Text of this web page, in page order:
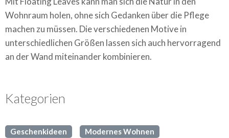
Wohnraum holen, ohne sich Gedanken über die Pflege
machen zu müssen. Die verschiedenen Motive in
unterschiedlichen Größen lassen sich auch hervorragend
an der Wand miteinander kombinieren.
Kategorien
Geschenkideen Modernes Wohnen